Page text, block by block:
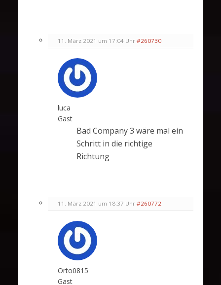
11. März 2021 um 17:04 Uhr #260730
luca
Gast
Bad Company 3 wäre mal ein
Schritt in die richtige
Richtung
11. März 2021 um 18:37 Uhr #260772
Orto0815
Gast